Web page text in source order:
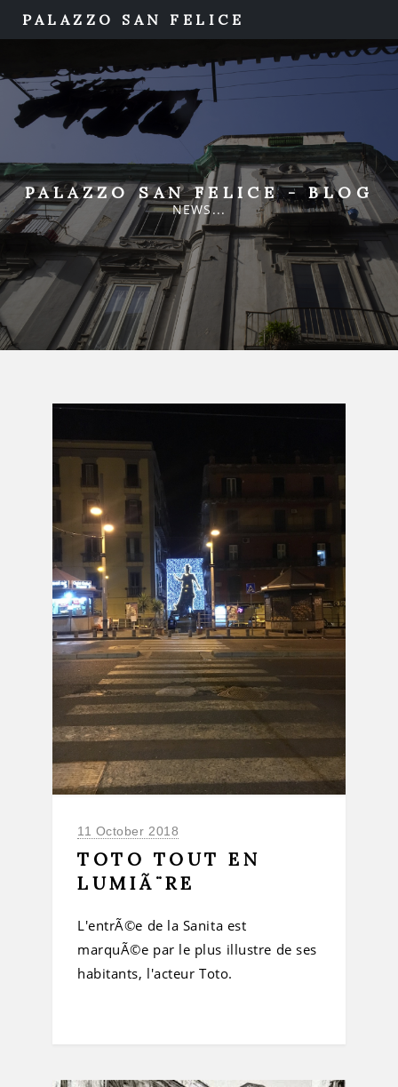
PALAZZO SAN FELICE
PALAZZO SAN FELICE - BLOG
NEWS...
11 October 2018
TOTO TOUT EN
LUMIÃ¨RE
L'entrÃ©e de la Sanita est
marquÃ©e par le plus illustre de ses
habitants, l'acteur Toto.